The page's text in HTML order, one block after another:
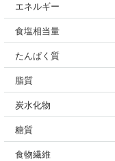
エネルギー
食塩相当量
たんぱく質
脂質
炭水化物
糖質
食物繊維